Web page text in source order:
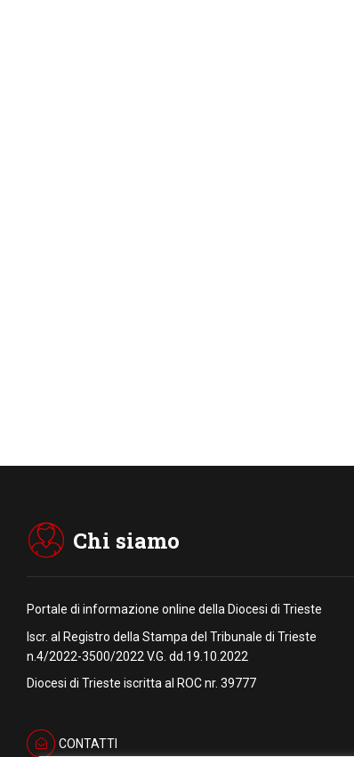
Chi siamo
Portale di informazione online della Diocesi di Trieste
Iscr. al Registro della Stampa del Tribunale di Trieste
n.4/2022-3500/2022 V.G. dd.19.10.2022
Diocesi di Trieste iscritta al ROC nr. 39777
CONTATTI